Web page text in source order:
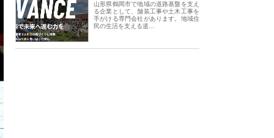
山形県鶴岡市で地域の道路基盤を支え
る企業として、舗装工事や土木工事を
手がける専門会社があります。地域住
民の生活を支える道…